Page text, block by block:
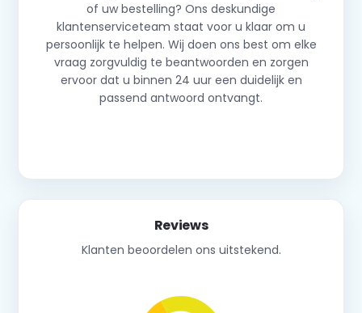
of uw bestelling? Ons deskundige
klantenserviceteam staat voor u klaar om u
persoonlijk te helpen. Wij doen ons best om elke
vraag zorgvuldig te beantwoorden en zorgen
ervoor dat u binnen 24 uur een duidelijk en
passend antwoord ontvangt.
Reviews
Klanten beoordelen ons uitstekend.